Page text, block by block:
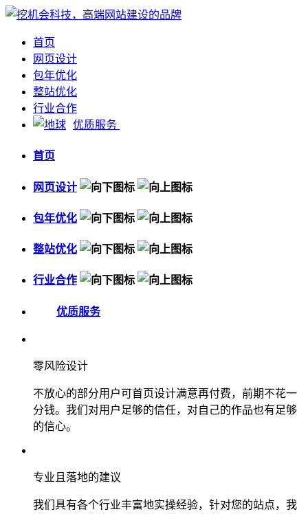
首页
网页设计
包年优化
整站优化
行业合作
优质服务
首页
网页设计
包年优化
整站优化
行业合作
优质服务
零风险设计
不放心的部分用户可首页设计满意再付费，前期不花一
分钱。我们对用户足够的信任，对自己的作品也有足够
的信心。
专业且落地的建议
我们具有各个行业丰富地实操经验，针对您的站点，我